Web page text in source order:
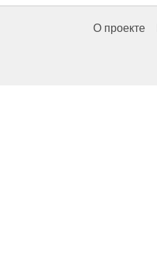
О проекте